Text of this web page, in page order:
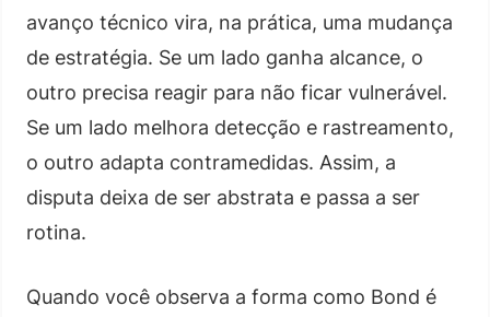
avanço técnico vira, na prática, uma mudança
de estratégia. Se um lado ganha alcance, o
outro precisa reagir para não ficar vulnerável.
Se um lado melhora detecção e rastreamento,
o outro adapta contramedidas. Assim, a
disputa deixa de ser abstrata e passa a ser
rotina.
Quando você observa a forma como Bond é